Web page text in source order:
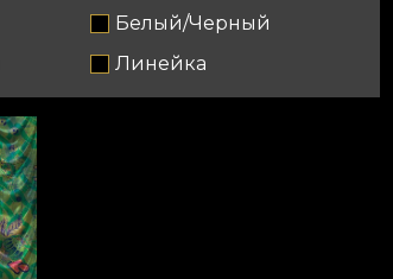
Белый/Черный
Линейка